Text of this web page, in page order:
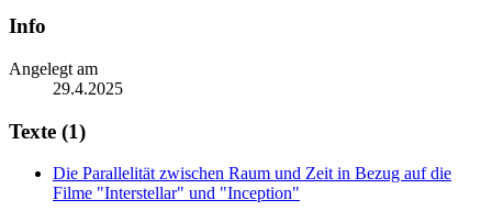
Info
Angelegt am
29.4.2025
Texte (1)
Die Parallelität zwischen Raum und Zeit in Bezug auf die
Filme "Interstellar" und "Inception"